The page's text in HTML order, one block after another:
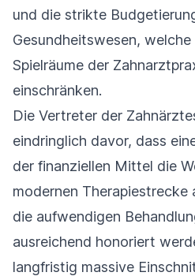
und die strikte
Gesundheitswesen,
Spielräume der
einschränken.
Die Vertreter der
eindringlich davor, dass
der finanziellen Mittel die
modernen Therapiestrecke
die aufwendigen
ausreichend honoriert
langfristig massive